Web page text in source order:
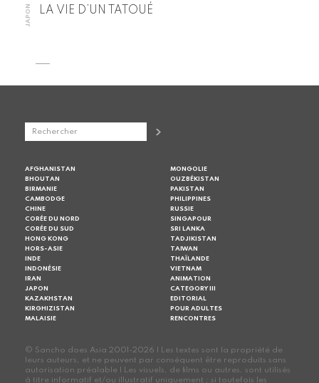
JAPON LA VIE D’UN TATOUÉ
AFGHANISTAN
BHOUTAN
BIRMANIE
CAMBODGE
CHINE
CORÉE DU NORD
CORÉE DU SUD
HONG KONG
HORS-ASIE
INDE
INDONÉSIE
IRAN
JAPON
KAZAKHSTAN
KIRGHIZISTAN
MALAISIE
MONGOLIE
OUZBÉKISTAN
PAKISTAN
PHILIPPINES
RUSSIE
SINGAPOUR
SRI LANKA
TADJIKISTAN
TAIWAN
THAÏLANDE
VIETNAM
ANIMATION
CATEGORY III
EDITORIAL
POUR ADULTES
RENCONTRES
© Sancho does Asia 2001-2026 | Les textes sont la propriété de
leurs auteurs, et ne peuvent par conséquent être reproduits sans
autorisation préalable | Les visuels, de films ou autres, sont utilisés
à titre informatif et/ou illustratif uniquement ; si toutefois les